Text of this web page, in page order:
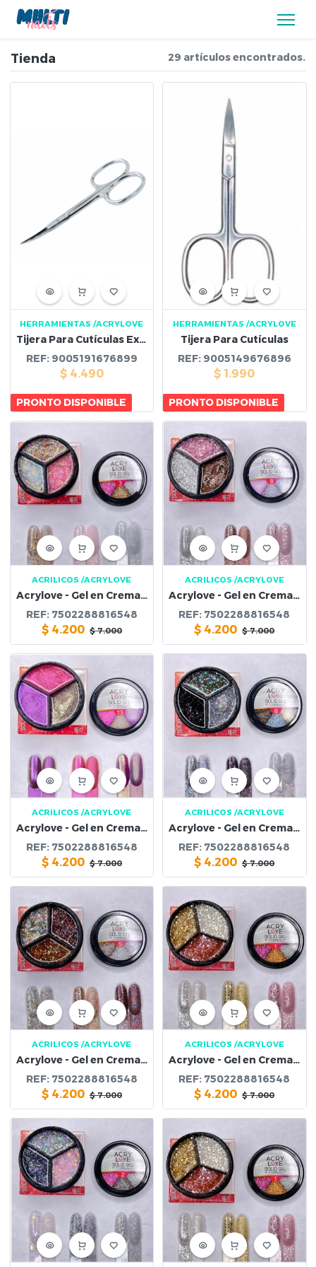
Tienda 29 artículos encontrados.
HERRAMIENTAS /ACRYLOVE
Tijera Para Cutículas Extra Fina
REF: 9005191676899
$ 4.490
PRONTO DISPONIBLE
HERRAMIENTAS /ACRYLOVE
Tijera Para Cutículas
REF: 9005149676896
$ 1.990
PRONTO DISPONIBLE
ACRILICOS /ACRYLOVE
Acrylove - Gel en Crema Solida #3
REF: 7502288816548
$ 4.200 $7.000
ACRILICOS /ACRYLOVE
Acrylove - Gel en Crema Solida #8
REF: 7502288816548
$ 4.200 $7.000
ACRILICOS /ACRYLOVE
Acrylove - Gel en Crema Solida #13
REF: 7502288816548
$ 4.200 $7.000
ACRILICOS /ACRYLOVE
Acrylove - Gel en Crema Solida #6
REF: 7502288816548
$ 4.200 $7.000
ACRILICOS /ACRYLOVE
Acrylove - Gel en Crema Solida #5
REF: 7502288816548
$ 4.200 $7.000
ACRILICOS /ACRYLOVE
Acrylove - Gel en Crema Solida #4
REF: 7502288816548
$ 4.200 $7.000